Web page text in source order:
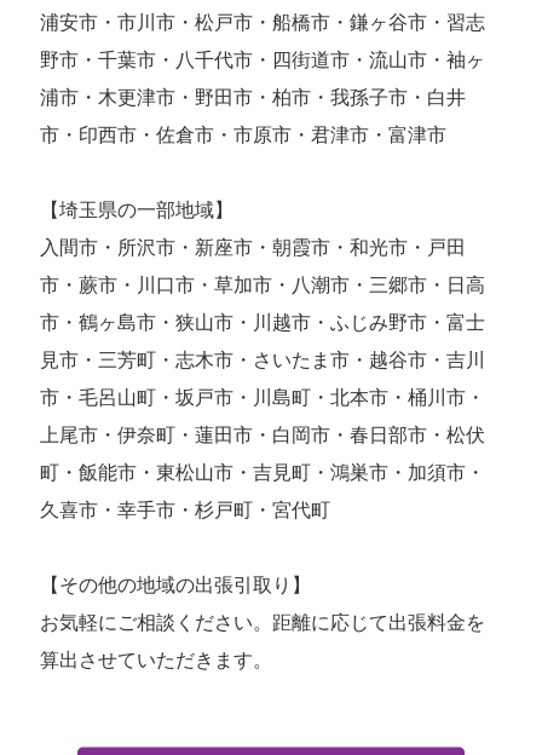
浦安市・市川市・松戸市・船橋市・鎌ヶ谷市・習志
野市・千葉市・八千代市・四街道市・流山市・袖ヶ
浦市・木更津市・野田市・柏市・我孫子市・白井
市・印西市・佐倉市・市原市・君津市・富津市
【埼玉県の一部地域】
入間市・所沢市・新座市・朝霞市・和光市・戸田
市・蕨市・川口市・草加市・八潮市・三郷市・日高
市・鶴ヶ島市・狭山市・川越市・ふじみ野市・富士
見市・三芳町・志木市・さいたま市・越谷市・吉川
市・毛呂山町・坂戸市・川島町・北本市・桶川市・
上尾市・伊奈町・蓮田市・白岡市・春日部市・松伏
町・飯能市・東松山市・吉見町・鴻巣市・加須市・
久喜市・幸手市・杉戸町・宮代町
【その他の地域の出張引取り】
お気軽にご相談ください。距離に応じて出張料金を
算出させていただきます。